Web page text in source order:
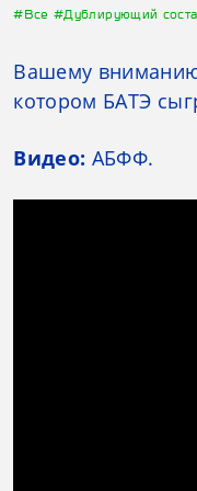
#Все #Дублирующий
Вашему
котором БАТЭ
Видео: АБФФ.